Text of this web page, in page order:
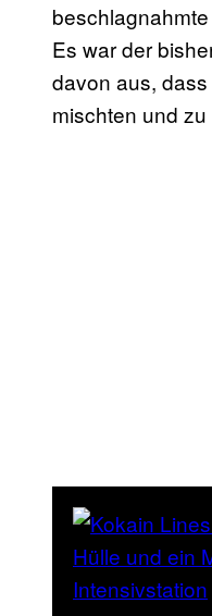
Es war der
davon aus,
mischten und